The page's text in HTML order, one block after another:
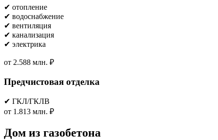
✔ отопление
✔ водоснабжение
✔ вентиляция
✔ канализация
✔ электрика
от 2.588 млн. ₽
Предчистовая отделка
✔ ГКЛ/ГКЛВ
от 1.813 млн. ₽
Дом из газобетона